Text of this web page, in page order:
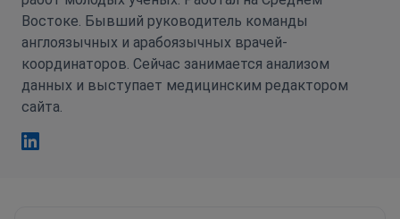
Востоке. Бывший руководитель команды
англоязычных и арабоязычных врачей-
координаторов. Сейчас занимается анализом
данных и выступает медицинским редактором
сайта.